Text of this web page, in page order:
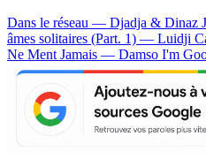
Dans le réseau — Djadja & Dinaz
âmes solitaires (Part. 1) — Luidji
Ne Ment Jamais — Damso I'm